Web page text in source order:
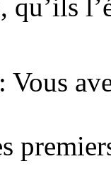
qu’ils
: Vous